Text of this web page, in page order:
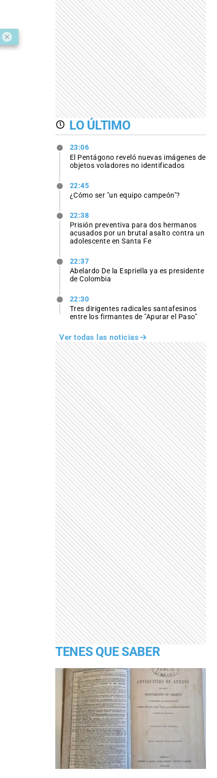
LO ÚLTIMO
23:06
El Pentágono reveló nuevas imágenes de
objetos voladores no identificados
22:45
¿Cómo ser "un equipo campeón"?
22:38
Prisión preventiva para dos hermanos
acusados por un brutal asalto contra un
adolescente en Santa Fe
22:37
Abelardo De la Espriella ya es presidente
de Colombia
22:30
Tres dirigentes radicales santafesinos
entre los firmantes de "Apurar el Paso"
Ver todas las noticias
TENES QUE SABER